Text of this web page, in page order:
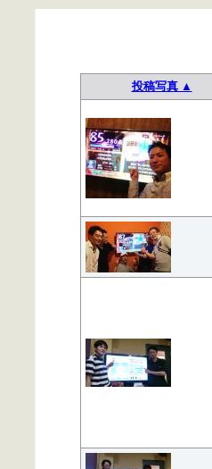
投稿写真 ▲